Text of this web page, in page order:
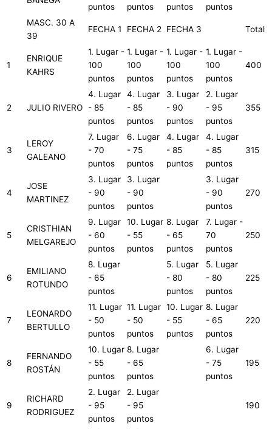
puntos
puntos
puntos
puntos
MASC. 30 A
39
FECHA 1 FECHA 2 FECHA 3 Total
1
ENRIQUE
KAHRS
1. Lugar -
100
puntos
1. Lugar -
100
puntos
1. Lugar -
100
puntos
1. Lugar -
100
puntos
400
2 JULIO RIVERO
4. Lugar
- 85
puntos
4. Lugar
- 85
puntos
3. Lugar
- 90
puntos
2. Lugar
- 95
puntos
355
3
LEROY
GALEANO
7. Lugar
- 70
puntos
6. Lugar
- 75
puntos
4. Lugar
- 85
puntos
4. Lugar
- 85
puntos
315
4
JOSE
MARTINEZ
3. Lugar
- 90
puntos
3. Lugar
- 90
puntos
3. Lugar
- 90
puntos
270
5
CRISTHIAN
MELGAREJO
9. Lugar
- 60
puntos
10. Lugar
- 55
puntos
8. Lugar
- 65
puntos
7. Lugar -
70
puntos
250
6
EMILIANO
ROTUNDO
8. Lugar
- 65
puntos
5. Lugar
- 80
puntos
5. Lugar
- 80
puntos
225
7
LEONARDO
BERTULLO
11. Lugar
- 50
puntos
11. Lugar
- 50
puntos
10. Lugar
- 55
puntos
8. Lugar
- 65
puntos
220
8
FERNANDO
ROSTÁN
10. Lugar
- 55
puntos
8. Lugar
- 65
puntos
6. Lugar
- 75
puntos
195
9
RICHARD
RODRIGUEZ
2. Lugar
- 95
puntos
2. Lugar
- 95
puntos
190